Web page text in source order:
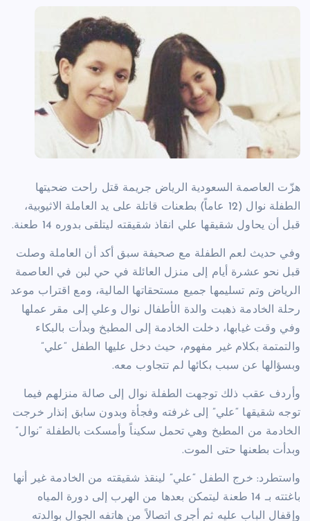
هزّت العاصمة السعودية الرياض جريمة قتل راحت ضحيتها
الطفلة نوال (12 عاماً) بطعنات قاتلة على يد العاملة الاثيوبية،
قبل أن يحاول شقيقها علي انقاذ شقيقته ليتلقى بدوره 14 طعنة.
وفي حديث لعم الطفلة مع صحيفة سبق أكد أن العاملة وصلت
قبل نحو عشرة أيام إلى منزل العائلة في حي لبن في العاصمة
الرياض وتم تسليمها جميع مستحقاتها المالية، ومع اقتراب موعد
رحلة الخادمة ذهبت والدة الأطفال نوال وعلي إلى مقر عملها
وفي وقت غيابها، دخلت الخادمة إلى المطبخ وبدأت بالبكاء
والتمتمة بكلام غير مفهوم، حيث دخل عليها الطفل “علي”
وبسؤالها عن سبب بكائها لم تتجاوب معه.
وأردف عقب ذلك توجهت الطفلة نوال إلى صالة منزلهم فيما
توجه شقيقها “علي” إلى غرفته وفجأة وبدون سابق إنذار خرجت
الخادمة من المطبخ وهي تحمل سكيناً وأمسكت بالطفلة “نوال”
وبدأت بطعنها حتى الموت.
واستطرد: خرج الطفل “علي” لينقذ شقيقته من الخادمة غير أنها
باغتته بـ 14 طعنة ليتمكن بعدها من الهرب إلى دورة المياه
وإقفال الباب عليه ثم أجرى اتصالاً من هاتفه الجوال بوالدته